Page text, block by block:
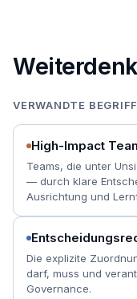
VERWANDTE
High-Impact
Teams, die unter
— durch klare
Ausrichtung und
Die explizite
darf, muss und
Governance.